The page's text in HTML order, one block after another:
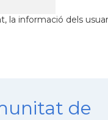
la informació dels
de